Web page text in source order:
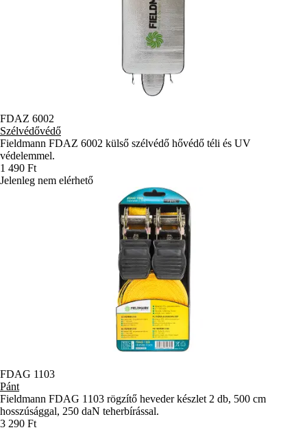
FDAZ 6002
Szélvédővédő
Fieldmann FDAZ 6002 külső szélvédő hővédő téli és UV
védelemmel.
1 490 Ft
Jelenleg nem elérhető
FDAG 1103
Pánt
Fieldmann FDAG 1103 rögzítő heveder készlet 2 db, 500 cm
hosszúsággal, 250 daN teherbírással.
3 290 Ft